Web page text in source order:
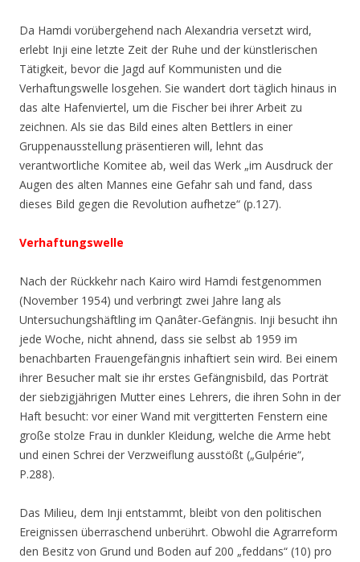
Da Hamdi vorübergehend nach Alexandria versetzt wird,
erlebt Inji eine letzte Zeit der Ruhe und der künstlerischen
Tätigkeit, bevor die Jagd auf Kommunisten und die
Verhaftungswelle losgehen. Sie wandert dort täglich hinaus in
das alte Hafenviertel, um die Fischer bei ihrer Arbeit zu
zeichnen. Als sie das Bild eines alten Bettlers in einer
Gruppenausstellung präsentieren will, lehnt das
verantwortliche Komitee ab, weil das Werk „im Ausdruck der
Augen des alten Mannes eine Gefahr sah und fand, dass
dieses Bild gegen die Revolution aufhetze“ (p.127).
Verhaftungswelle
Nach der Rückkehr nach Kairo wird Hamdi festgenommen
(November 1954) und verbringt zwei Jahre lang als
Untersuchungshäftling im Qanâter-Gefängnis. Inji besucht ihn
jede Woche, nicht ahnend, dass sie selbst ab 1959 im
benachbarten Frauengefängnis inhaftiert sein wird. Bei einem
ihrer Besucher malt sie ihr erstes Gefängnisbild, das Porträt
der siebzigjährigen Mutter eines Lehrers, die ihren Sohn in der
Haft besucht: vor einer Wand mit vergitterten Fenstern eine
große stolze Frau in dunkler Kleidung, welche die Arme hebt
und einen Schrei der Verzweiflung ausstößt („Gulpérie“,
P.288).
Das Milieu, dem Inji entstammt, bleibt von den politischen
Ereignissen überraschend unberührt. Obwohl die Agrarreform
den Besitz von Grund und Boden auf 200 „feddans“ (10) pro